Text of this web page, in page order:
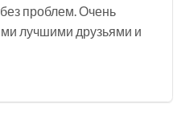
проблем. Очень
лучшими друзьями и